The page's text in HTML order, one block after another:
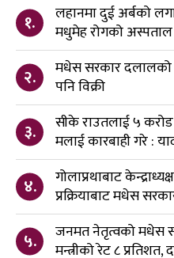
१.
लहानमा दुई अर्बको
मधुमेह रोगको
२.
मधेस सरकार दलालको
पनि विक्री
३.
सीके राउतलाई ५
मलाई कारबाही गरे :
४.
गोलाप्रथाबाट
प्रक्रियाबाट मधेस
५.
जनमत नेतृत्वको मधेस
मन्त्रीको रेट ८